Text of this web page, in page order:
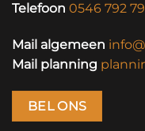
Telefoon 0546 792
Mail algemeen
Mail planning
BEL ONS